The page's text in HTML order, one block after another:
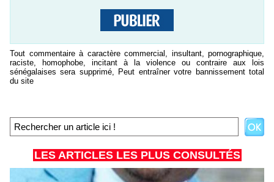
Tout commentaire à caractère commercial, insultant, pornographique,
raciste, homophobe, incitant à la violence ou contraire aux lois
sénégalaises sera supprimé, Peut entraîner votre bannissement total
du site
LES ARTICLES LES PLUS CONSULTÉS